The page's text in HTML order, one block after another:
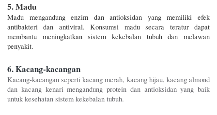
5. Madu
Madu mengandung enzim dan antioksidan yang memiliki efek
antibakteri dan antiviral. Konsumsi madu secara teratur dapat
membantu meningkatkan sistem kekebalan tubuh dan melawan
penyakit.
6. Kacang-kacangan
Kacang-kacangan seperti kacang merah, kacang hijau, kacang almond
dan kacang kenari mengandung protein dan antioksidan yang baik
untuk kesehatan sistem kekebalan tubuh.